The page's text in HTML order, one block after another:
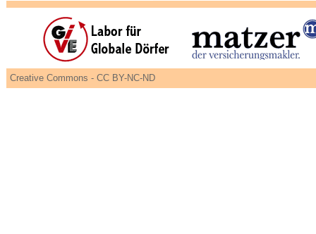
Creative Commons - CC BY-NC-ND